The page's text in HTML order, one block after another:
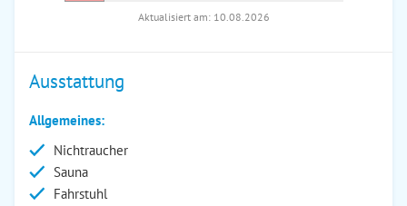
Aktualisiert am: 10.08.2026
Ausstattung
Allgemeines:
Nichtraucher
Sauna
Fahrstuhl